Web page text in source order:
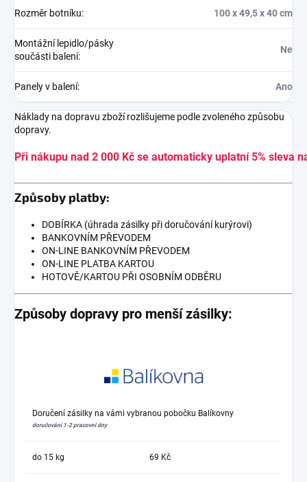
Rozměr botníku: 100 x 49,5 x 40 cm
Montážní lepidlo/pásky
součásti balení:
Ne
Panely v balení: Ano
Náklady na dopravu zboží rozlišujeme podle zvoleného způsobu
dopravy.
Při nákupu nad 2 000 Kč se automaticky uplatní 5% sleva
Způsoby platby:
DOBÍRKA (úhrada zásilky při doručování kurýrovi)
BANKOVNÍM PŘEVODEM
ON-LINE BANKOVNÍM PŘEVODEM
ON-LINE PLATBA KARTOU
HOTOVĚ/KARTOU PŘI OSOBNÍM ODBĚRU
Způsoby dopravy pro menší zásilky:
Doručení zásilky na vámi vybranou pobočku Balíkovny
doručování 1-2 pracovní dny
do 15 kg 69 Kč